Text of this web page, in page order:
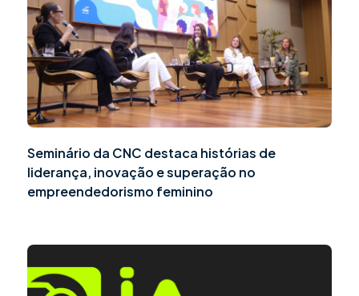
Seminário da CNC destaca histórias de
liderança, inovação e superação no
empreendedorismo feminino